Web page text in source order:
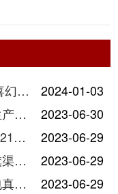
爱喜幻变真假辨别方法 2021爱喜幻变怎么看真假
2024-01-03
中华烟怎么看生产日期 中华烟生产日期和保质期在哪里
2023-06-30
钻石双中支荷花真假鉴别图解2021最新
2023-06-29
红旗渠新版银河真假怎么分 红旗渠新版银河真假辨认
2023-06-29
软牡丹烟怎么区分真假 牡丹软包真假鉴别图
2023-06-29